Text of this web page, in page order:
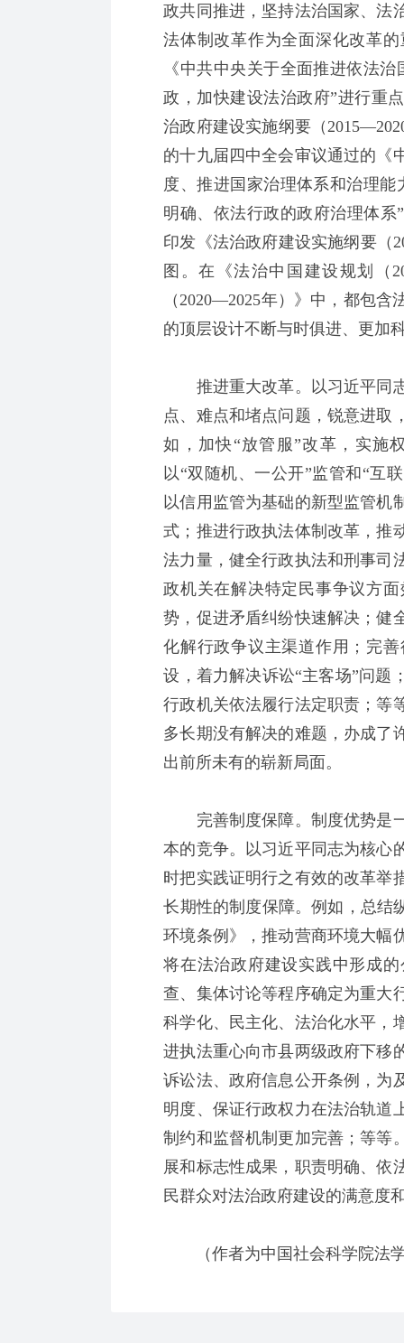
政共同推进，坚持法治国家、法
法体制改革作为全面深化改革
《中共中央关于全面推进依法
政，加快建设法治政府”进行重
治政府建设实施纲要（
的十九届四中全会审议通过的《
度、推进国家治理体系和治理
明确、依法行政的政府治理体系
印发《法治政府建设实施纲要（
图。在《法治中国建设规划（
（2020—2025年）》中，都包
的顶层设计不断与时俱进、更加
推进重大改革。以习近平同志
点、难点和堵点问题，锐意进取
如，加快“放管服”改革，实施
以“双随机、一公开”监管和“互
以信用监管为基础的新型监管机
式；推进行政执法体制改革，推
法力量，健全行政执法和刑事司
政机关在解决特定民事争议方
势，促进矛盾纠纷快速解决；健
化解行政争议主渠道作用；完
设，着力解决诉讼“主客场”问题
行政机关依法履行法定职责；等
多长期没有解决的难题，办成了
出前所未有的崭新局面。
完善制度保障。制度优势是一
本的竞争。以习近平同志为核心
时把实践证明行之有效的改革举
长期性的制度保障。例如，总结
环境条例》，推动营商环境大幅
将在法治政府建设实践中形成
查、集体讨论等程序确定为重大
科学化、民主化、法治化水平，
进执法重心向市县两级政府下移
诉讼法、政府信息公开条例，为
明度、保证行政权力在法治轨道
制约和监督机制更加完善；等等
展和标志性成果，职责明确、依
民群众对法治政府建设的满意度
（作者为中国社会科学院法